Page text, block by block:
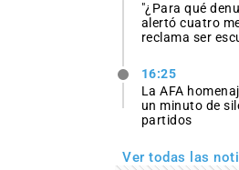
"¿Para qué
alertó cuatro
reclama ser
16:25
La AFA
un minuto de
partidos
Ver todas las